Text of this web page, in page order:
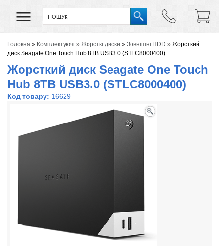
Головна » Комплектуючі » Жорсткі диски » Зовнішні HDD » Жорсткий
диск Seagate One Touch Hub 8TB USB3.0 (STLC8000400)
Жорсткий диск Seagate One Touch
Hub 8TB USB3.0 (STLC8000400)
Код товару: 16629